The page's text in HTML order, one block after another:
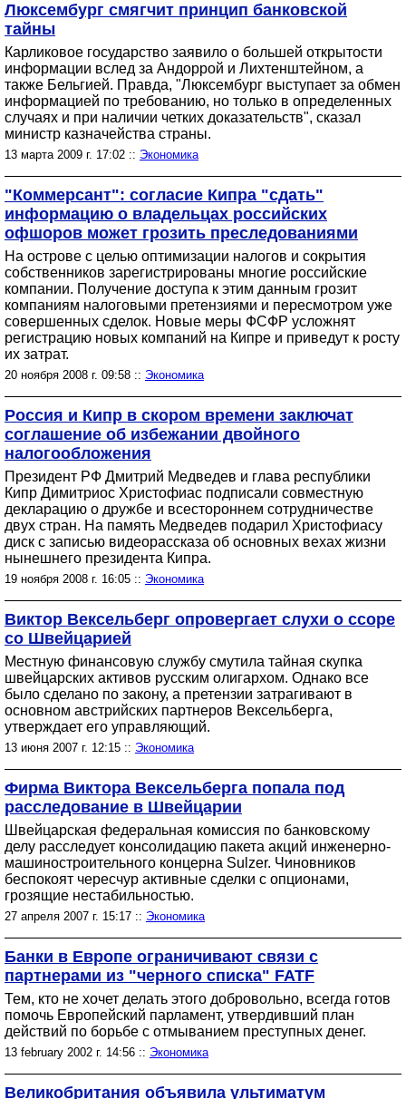
Люксембург смягчит принцип банковской
тайны
Карликовое государство заявило о большей открытости
информации вслед за Андоррой и Лихтенштейном, а
также Бельгией. Правда, "Люксембург выступает за обмен
информацией по требованию, но только в определенных
случаях и при наличии четких доказательств", сказал
министр казначейства страны.
13 марта 2009 г. 17:02 :: Экономика
"Коммерсант": согласие Кипра "сдать"
информацию о владельцах российских
офшоров может грозить преследованиями
На острове с целью оптимизации налогов и сокрытия
собственников зарегистрированы многие российские
компании. Получение доступа к этим данным грозит
компаниям налоговыми претензиями и пересмотром уже
совершенных сделок. Новые меры ФСФР усложнят
регистрацию новых компаний на Кипре и приведут к росту
их затрат.
20 ноября 2008 г. 09:58 :: Экономика
Россия и Кипр в скором времени заключат
соглашение об избежании двойного
налогообложения
Президент РФ Дмитрий Медведев и глава республики
Кипр Димитриос Христофиас подписали совместную
декларацию о дружбе и всестороннем сотрудничестве
двух стран. На память Медведев подарил Христофиасу
диск с записью видеорассказа об основных вехах жизни
нынешнего президента Кипра.
19 ноября 2008 г. 16:05 :: Экономика
Виктор Вексельберг опровергает слухи о ссоре
со Швейцарией
Местную финансовую службу смутила тайная скупка
швейцарских активов русским олигархом. Однако все
было сделано по закону, а претензии затрагивают в
основном австрийских партнеров Вексельберга,
утверждает его управляющий.
13 июня 2007 г. 12:15 :: Экономика
Фирма Виктора Вексельберга попала под
расследование в Швейцарии
Швейцарская федеральная комиссия по банковскому
делу расследует консолидацию пакета акций инженерно-
машиностроительного концерна Sulzer. Чиновников
беспокоят чересчур активные сделки с опционами,
грозящие нестабильностью.
27 апреля 2007 г. 15:17 :: Экономика
Банки в Европе ограничивают связи с
партнерами из "черного списка" FATF
Тем, кто не хочет делать этого добровольно, всегда готов
помочь Европейский парламент, утвердивший план
действий по борьбе с отмыванием преступных денег.
13 february 2002 г. 14:56 :: Экономика
Великобритания объявила ультиматум